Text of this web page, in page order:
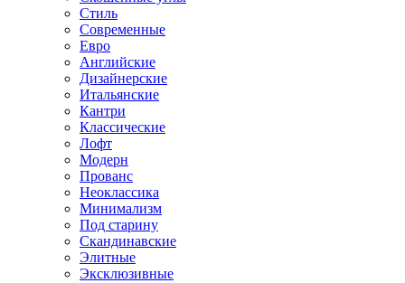
Стиль
Современные
Евро
Английские
Дизайнерские
Итальянские
Кантри
Классические
Лофт
Модерн
Прованс
Неоклассика
Минимализм
Под старину
Скандинавские
Элитные
Эксклюзивные